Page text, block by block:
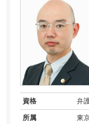
資格 弁
所属 東